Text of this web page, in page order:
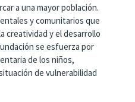
a una mayor población.
y comunitarios que
creatividad y el desarrollo
se esfuerza por
de los niños,
de vulnerabilidad